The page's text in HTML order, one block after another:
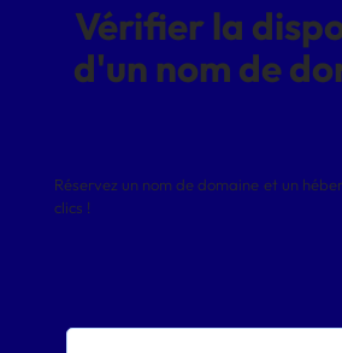
Vérifier la
d'un nom de
Réservez un nom de domaine et un
clics !